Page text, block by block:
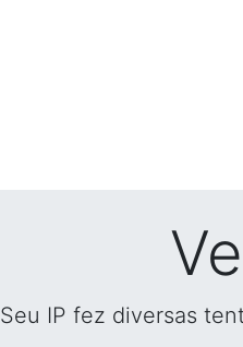
Seu IP fez diversas